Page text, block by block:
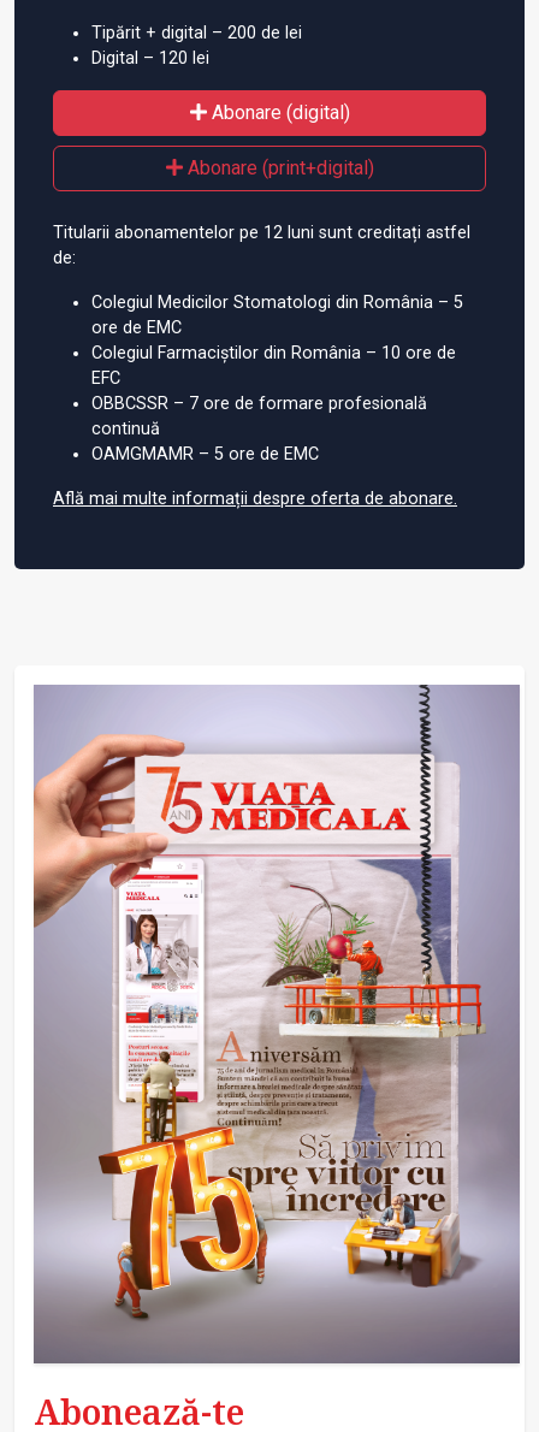
Tipărit + digital – 200 de lei
Digital – 120 lei
Abonare (digital)
Abonare (print+digital)
Titularii abonamentelor pe 12 luni sunt creditați astfel
de:
Colegiul Medicilor Stomatologi din România – 5
ore de EMC
Colegiul Farmaciștilor din România – 10 ore de
EFC
OBBCSSR – 7 ore de formare profesională
continuă
OAMGMAMR – 5 ore de EMC
Află mai multe informații despre oferta de abonare.
Abonează-te